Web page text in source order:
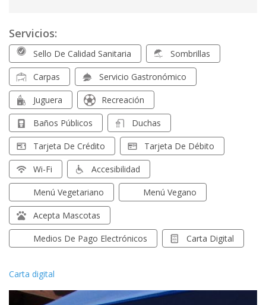
Servicios:
Sello De Calidad Sanitaria Sombrillas
Carpas Servicio Gastronómico
Juguera Recreación
Baños Públicos Duchas
Tarjeta De Crédito Tarjeta De Débito
Wi-Fi Accesibilidad
Menú Vegetariano Menú Vegano
Acepta Mascotas
Medios De Pago Electrónicos Carta Digital
Carta digital